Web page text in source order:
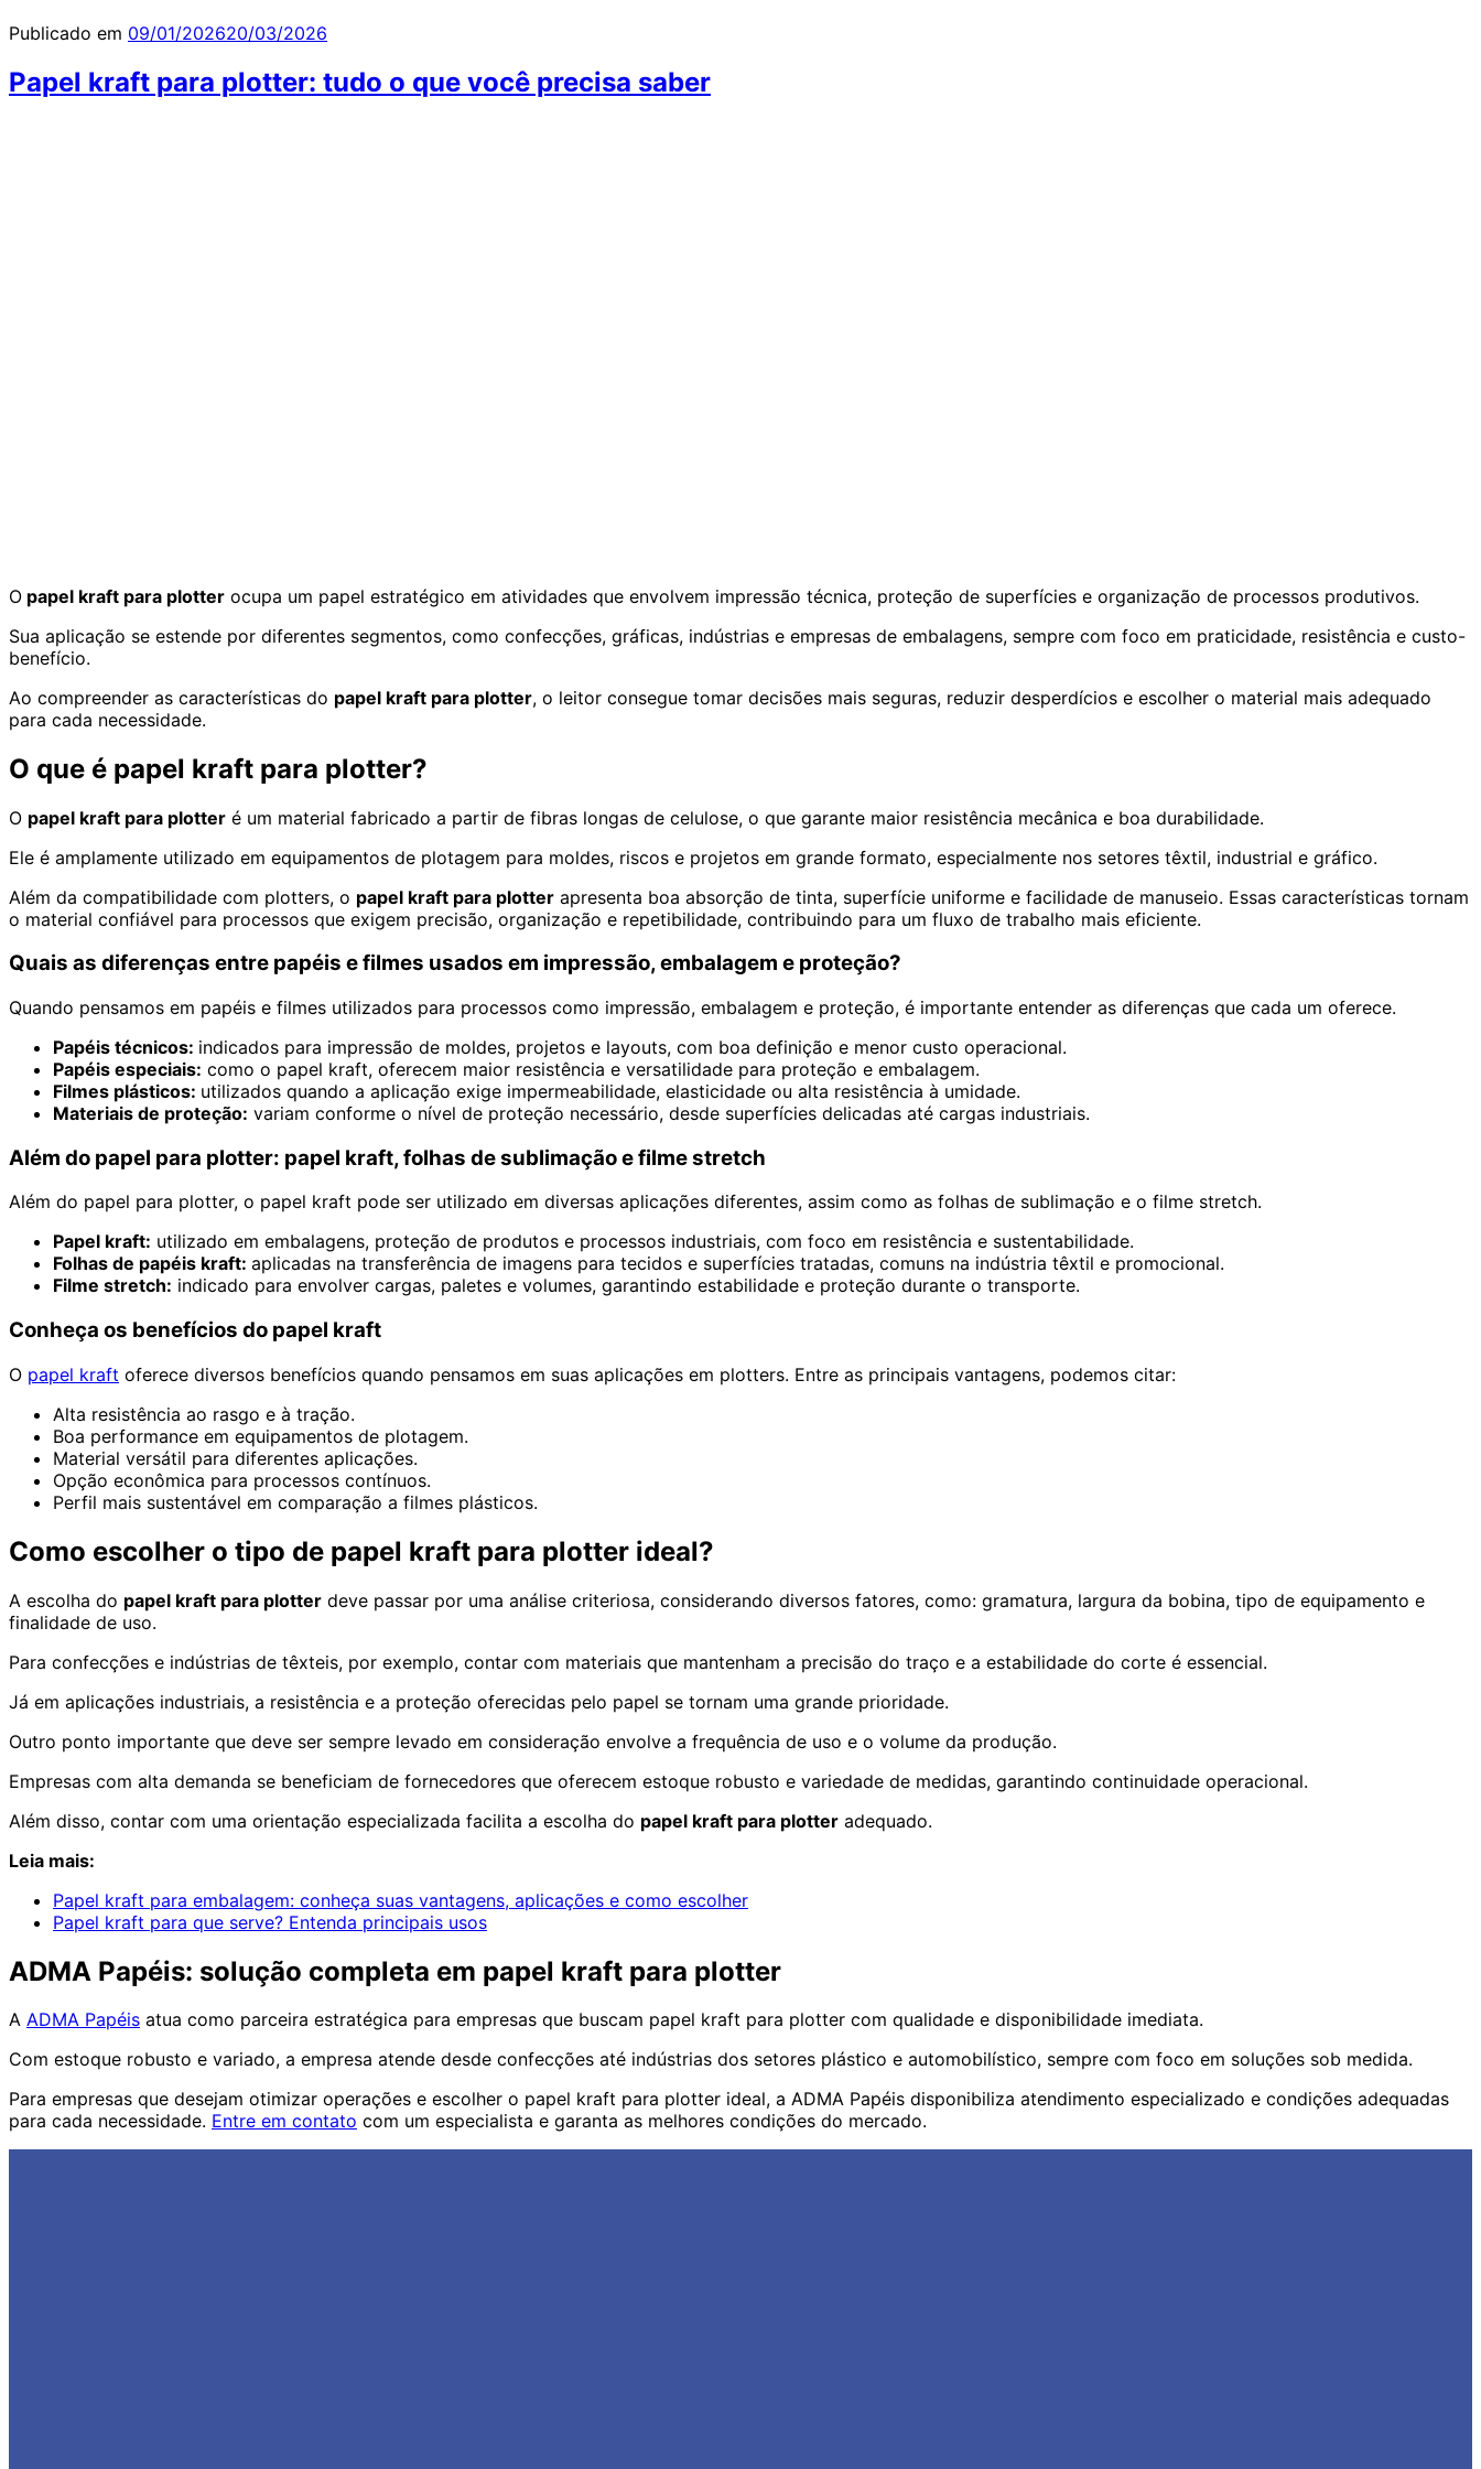
Publicado em 09/01/202620/03/2026
Papel kraft para plotter: tudo o que você precisa saber
O papel kraft para plotter ocupa um papel estratégico em atividades que envolvem impressão técnica, proteção de superfícies e organização de processos produtivos.
Sua aplicação se estende por diferentes segmentos, como confecções, gráficas, indústrias e empresas de embalagens, sempre com foco em praticidade, resistência e custo-
benefício.
Ao compreender as características do papel kraft para plotter, o leitor consegue tomar decisões mais seguras, reduzir desperdícios e escolher o material mais adequado
para cada necessidade.
O que é papel kraft para plotter?
O papel kraft para plotter é um material fabricado a partir de fibras longas de celulose, o que garante maior resistência mecânica e boa durabilidade.
Ele é amplamente utilizado em equipamentos de plotagem para moldes, riscos e projetos em grande formato, especialmente nos setores têxtil, industrial e gráfico.
Além da compatibilidade com plotters, o papel kraft para plotter apresenta boa absorção de tinta, superfície uniforme e facilidade de manuseio. Essas características tornam
o material confiável para processos que exigem precisão, organização e repetibilidade, contribuindo para um fluxo de trabalho mais eficiente.
Quais as diferenças entre papéis e filmes usados em impressão, embalagem e proteção?
Quando pensamos em papéis e filmes utilizados para processos como impressão, embalagem e proteção, é importante entender as diferenças que cada um oferece.
Papéis técnicos: indicados para impressão de moldes, projetos e layouts, com boa definição e menor custo operacional.
Papéis especiais: como o papel kraft, oferecem maior resistência e versatilidade para proteção e embalagem.
Filmes plásticos: utilizados quando a aplicação exige impermeabilidade, elasticidade ou alta resistência à umidade.
Materiais de proteção: variam conforme o nível de proteção necessário, desde superfícies delicadas até cargas industriais.
Além do papel para plotter: papel kraft, folhas de sublimação e filme stretch
Além do papel para plotter, o papel kraft pode ser utilizado em diversas aplicações diferentes, assim como as folhas de sublimação e o filme stretch.
Papel kraft: utilizado em embalagens, proteção de produtos e processos industriais, com foco em resistência e sustentabilidade.
Folhas de papéis kraft: aplicadas na transferência de imagens para tecidos e superfícies tratadas, comuns na indústria têxtil e promocional.
Filme stretch: indicado para envolver cargas, paletes e volumes, garantindo estabilidade e proteção durante o transporte.
Conheça os benefícios do papel kraft
O papel kraft oferece diversos benefícios quando pensamos em suas aplicações em plotters. Entre as principais vantagens, podemos citar:
Alta resistência ao rasgo e à tração.
Boa performance em equipamentos de plotagem.
Material versátil para diferentes aplicações.
Opção econômica para processos contínuos.
Perfil mais sustentável em comparação a filmes plásticos.
Como escolher o tipo de papel kraft para plotter ideal?
A escolha do papel kraft para plotter deve passar por uma análise criteriosa, considerando diversos fatores, como: gramatura, largura da bobina, tipo de equipamento e
finalidade de uso.
Para confecções e indústrias de têxteis, por exemplo, contar com materiais que mantenham a precisão do traço e a estabilidade do corte é essencial.
Já em aplicações industriais, a resistência e a proteção oferecidas pelo papel se tornam uma grande prioridade.
Outro ponto importante que deve ser sempre levado em consideração envolve a frequência de uso e o volume da produção.
Empresas com alta demanda se beneficiam de fornecedores que oferecem estoque robusto e variedade de medidas, garantindo continuidade operacional.
Além disso, contar com uma orientação especializada facilita a escolha do papel kraft para plotter adequado.
Leia mais:
Papel kraft para embalagem: conheça suas vantagens, aplicações e como escolher
Papel kraft para que serve? Entenda principais usos
ADMA Papéis: solução completa em papel kraft para plotter
A ADMA Papéis atua como parceira estratégica para empresas que buscam papel kraft para plotter com qualidade e disponibilidade imediata.
Com estoque robusto e variado, a empresa atende desde confecções até indústrias dos setores plástico e automobilístico, sempre com foco em soluções sob medida.
Para empresas que desejam otimizar operações e escolher o papel kraft para plotter ideal, a ADMA Papéis disponibiliza atendimento especializado e condições adequadas
para cada necessidade. Entre em contato com um especialista e garanta as melhores condições do mercado.